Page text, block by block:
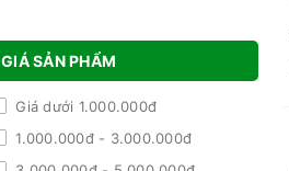
GIÁ SẢN PHẨM
Giá dưới 1.000.000đ
1.000.000đ - 3.000.000đ